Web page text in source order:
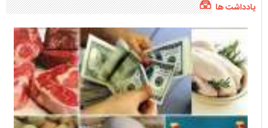
یادداشت ها